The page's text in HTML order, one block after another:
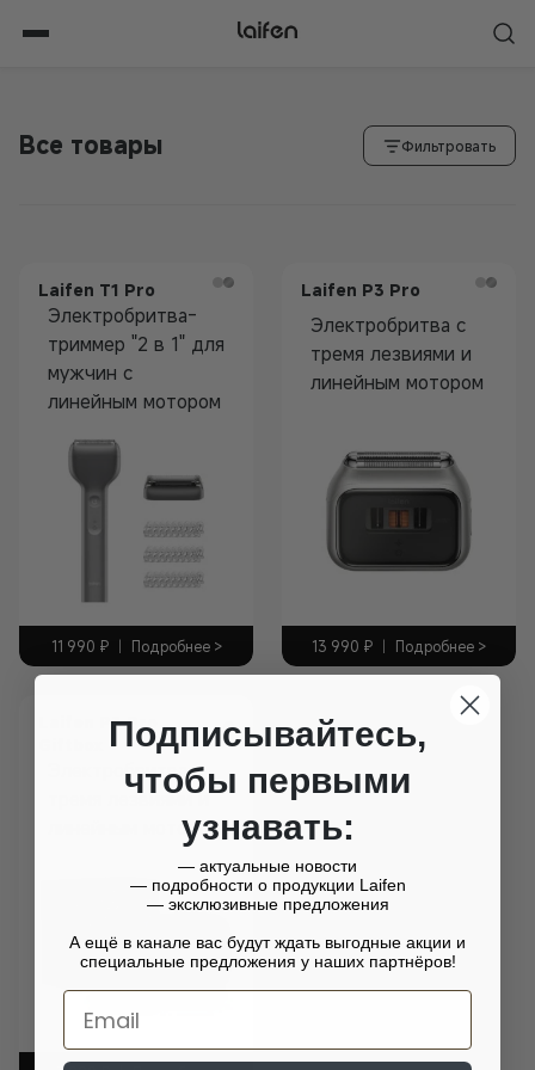
Все товары Фильтровать
Laifen T1 Pro
Электробритва-
триммер "2 в 1" для
мужчин с
линейным мотором
11 990 ₽ | Подробнее >
Laifen P3 Pro
Электробритва с
тремя лезвиями и
линейным мотором
13 990 ₽ | Подробнее >
Laifen P3 Pro
Электробритва с
тремя лезвиями и
линейным мотором
Подписывайтесь,
чтобы первыми
узнавать:
— актуальные новости
— подробности о продукции Laifen
— эксклюзивные предложения
А ещё в канале вас будут ждать выгодные акции и
специальные предложения у наших партнёров!
Email